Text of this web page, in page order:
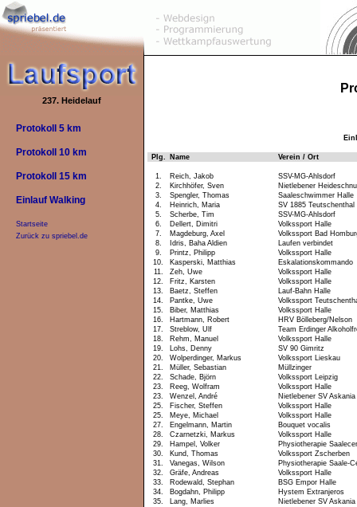
237. Heidelauf
Protokoll 5 km
Protokoll 10 km
Protokoll 15 km
Einlauf Walking
Startseite
Zurück zu spriebel.de
Plg. Name Verein / Ort
1. Reich, Jakob
SSV-MG-Ahlsdorf
2.
Kirchhöfer, Sven
Nietlebener
3.
Spengler, Thomas
Saaleschwimmer Halle
4.
Heinrich, Maria
SV 1885 Teutschenthal
5.
Scherbe, Tim
SSV-MG-Ahlsdorf
6.
Dellert, Dimitri
Volkssport Halle
7.
Magdeburg, Axel
Volkssport Bad
8.
Idris, Baha Aldien
Laufen verbindet
9.
Printz, Philipp
Volkssport Halle
10.
Kasperski, Matthias
Eskalationskommando
11.
Zeh, Uwe
Volkssport Halle
12.
Fritz, Karsten
Volkssport Halle
13.
Baetz, Steffen
Lauf-Bahn Halle
14.
Pantke, Uwe
Volkssport
15.
Biber, Matthias
Volkssport Halle
16.
Hartmann, Robert
HRV Bölleberg/Nelson
17.
Streblow, Ulf
Team Erdinger
18.
Rehm, Manuel
Volkssport Halle
19.
Lohs, Denny
SV 90 Gimritz
20.
Wolperdinger, Markus
Volkssport Lieskau
21.
Müller, Sebastian
Müllzinger
22.
Schade, Björn
Volkssport Leipzig
23.
Reeg, Wolfram
Volkssport Halle
23.
Wenzel, André
Nietlebener SV Askania
25.
Fischer, Steffen
Volkssport Halle
25.
Meye, Michael
Volkssport Halle
27.
Engelmann, Martin
Bouquet vocalis
28.
Czarnetzki, Markus
Volkssport Halle
29.
Hampel, Volker
Physiotherapie
30.
Kund, Thomas
Volkssport Zscherben
31.
Vanegas, Wilson
Physiotherapie Saale-
32.
Gräfe, Andreas
Volkssport Halle
33.
Rodewald, Stephan
BSG Empor Halle
34.
Bogdahn, Philipp
Hystem Extranjeros
35.
Lang, Marlies
Nietlebener SV Askania